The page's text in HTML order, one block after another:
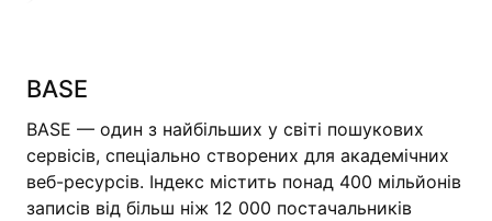
BASE
BASE — один з найбільших у світі пошукових
сервісів, спеціально створених для академічних
веб-ресурсів. Індекс містить понад 400 мільйонів
записів від більш ніж 12 000 постачальників